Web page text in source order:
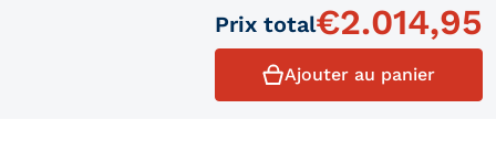
Prix ​​total€2.014,95
Ajouter au panier